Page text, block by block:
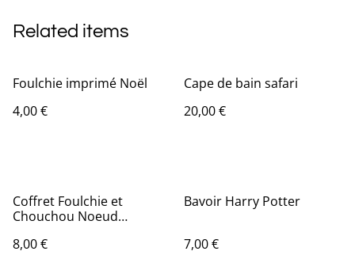
Related items
Foulchie imprimé Noël
4,00 €
Cape de bain safari
20,00 €
Coffret Foulchie et
Chouchou Noeud
8,00 €
Bavoir Harry Potter
7,00 €